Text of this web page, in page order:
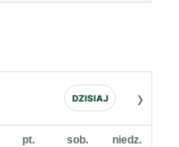
DZISIAJ ›
pt. sob. niedz.